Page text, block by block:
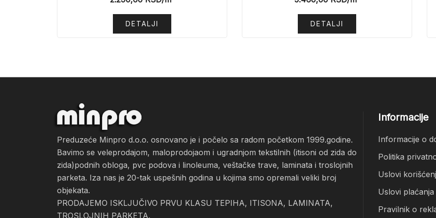
DETALJI DETALJI
Preduzeće Minpro d.o.o. osnovano je i počelo sa radom početkom 1999.godine.
Bavimo se veleprodajom, maloprodojaom i ugradnjom tekstilnih (itisoni od zida do
zida)podnih obloga, pvc podova i linoleuma, veštačke trave, laminata i troslojnih
parketa. Iza nas je 20-tak uspešnih godina u kojima smo opremali veliki broj
objekata.
PRODAJEMO ISKLJUČIVO PRVU KLASU TEPIHA, ITISONA, LAMINATA,
TROSLOJNIH PARKETA.
Informacije
Informacije o
Politika
Uslovi
Uslovi plaćanja
Pravilnik o